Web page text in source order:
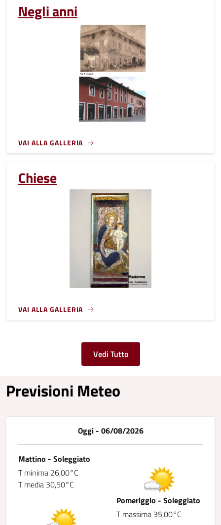
Negli anni
VAI ALLA GALLERIA
Chiese
VAI ALLA GALLERIA
Vedi Tutto
Previsioni Meteo
Oggi - 06/08/2026
Mattino - Soleggiato
T minima 26,00°C
T media 30,50°C
Pomeriggio - Soleggiato
T massima 35,00°C